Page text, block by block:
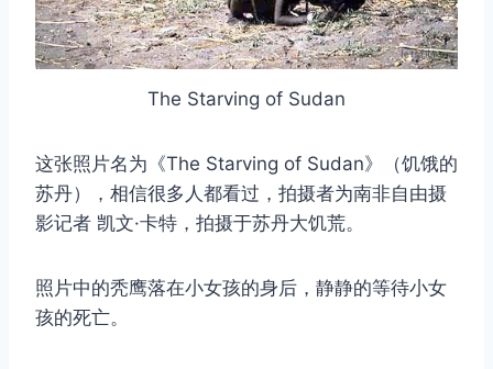
The Starving of Sudan
这张照片名为《The Starving of Sudan》（饥饿的
苏丹），相信很多人都看过，拍摄者为南非自由摄
影记者 凯文·卡特，拍摄于苏丹大饥荒。
照片中的秃鹰落在小女孩的身后，静静的等待小女
孩的死亡。